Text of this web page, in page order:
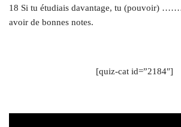
18 Si tu étudiais davantage, tu
avoir de bonnes notes.
[quiz-cat id=”2184″]